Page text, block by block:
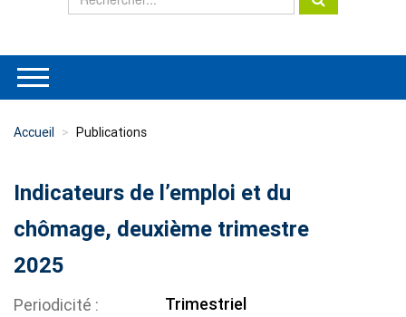
Accueil Publications
Indicateurs de l’emploi et du
chômage, deuxième trimestre
2025
Periodicité Trimestriel